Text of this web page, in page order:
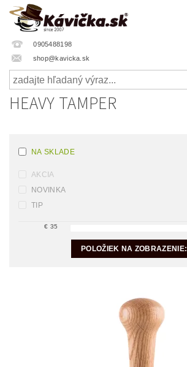
0905488198
shop@kavicka.sk
HEAVY TAMPER
NA SKLADE
AKCIA
NOVINKA
TIP
€ 35
POLOŽIEK NA ZOBRAZENIE: